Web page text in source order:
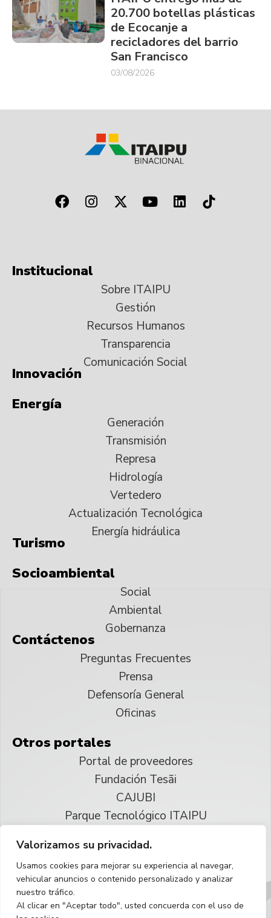
Valorizamos su privacidad.
Usamos cookies para mejorar su experiencia al navegar,
vehicular anuncios o contenido personalizado y analizar
nuestro tráfico.
Al clicar en "Aceptar todo", usted concuerda con el uso de
20.700 botellas plásticas
de Ecocanje a
recicladores del barrio
San Francisco
03/08/2026
Institucional
Sobre ITAIPU
Gestión
Recursos Humanos
Transparencia
Comunicación Social
Innovación
Energía
Generación
Transmisión
Represa
Hidrología
Vertedero
Actualización Tecnológica
Energía hidráulica
Turismo
Socioambiental
Social
Ambiental
Gobernanza
Contáctenos
Preguntas Frecuentes
Prensa
Defensoría General
Oficinas
Otros portales
Portal de proveedores
Fundación Tesãi
CAJUBI
Parque Tecnológico ITAIPU
Reservados todos los derechos
Español